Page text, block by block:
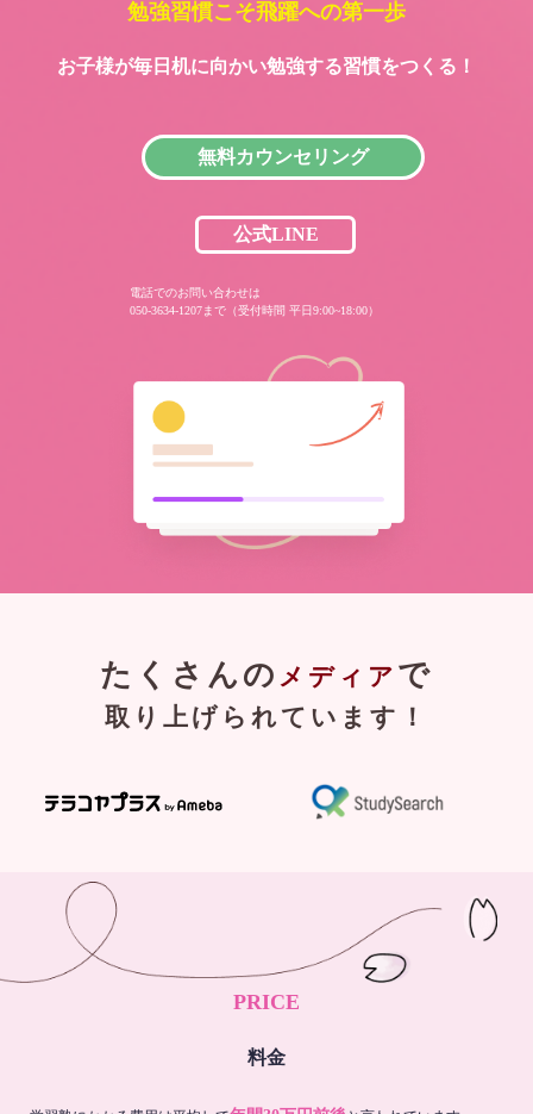
勉強習慣こそ飛躍への第一歩
お子様が毎日机に向かい勉強する習慣をつくる！
無料カウンセリング
公式LINE
電話でのお問い合わせは
050-3634-1207まで（受付時間 平日9:00~18:00）
たくさんの メディア で
取り上げられています！
PRICE
料金